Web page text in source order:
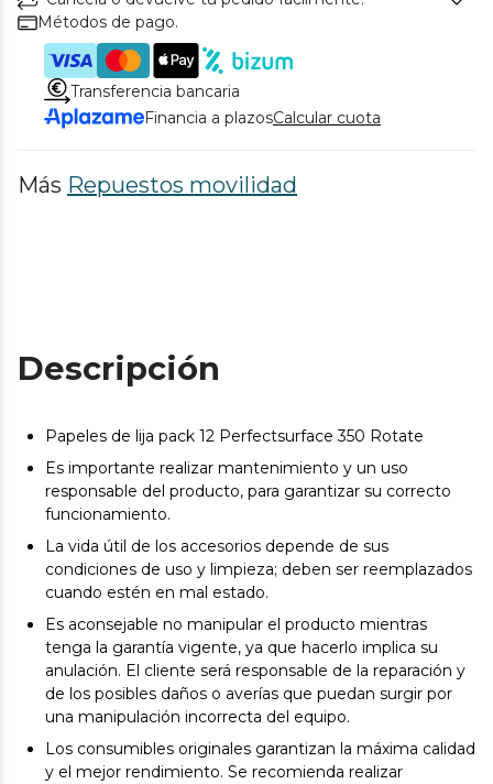
Métodos de pago.
Transferencia bancaria
Financia a plazosCalcular cuota
Más Repuestos movilidad
Descripción
Papeles de lija pack 12 Perfectsurface 350 Rotate
Es importante realizar mantenimiento y un uso
responsable del producto, para garantizar su correcto
funcionamiento.
La vida útil de los accesorios depende de sus
condiciones de uso y limpieza; deben ser reemplazados
cuando estén en mal estado.
Es aconsejable no manipular el producto mientras
tenga la garantía vigente, ya que hacerlo implica su
anulación. El cliente será responsable de la reparación y
de los posibles daños o averías que puedan surgir por
una manipulación incorrecta del equipo.
Los consumibles originales garantizan la máxima calidad
y el mejor rendimiento. Se recomienda realizar